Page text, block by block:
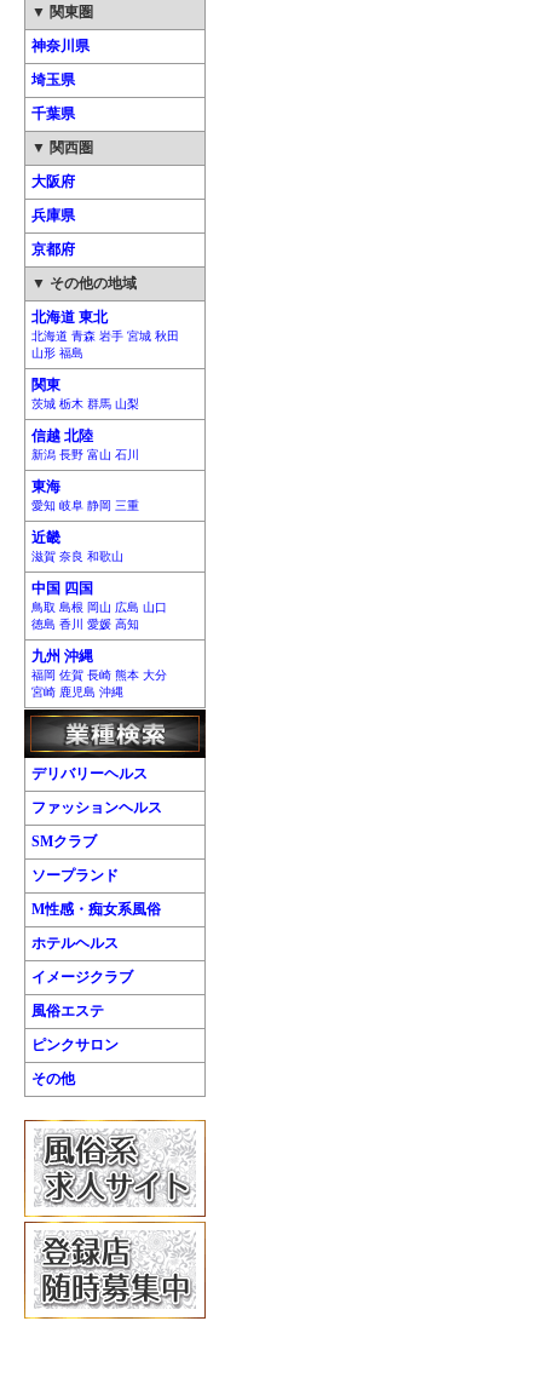
▼ 関東圏
神奈川県
埼玉県
千葉県
▼ 関西圏
大阪府
兵庫県
京都府
▼ その他の地域
北海道 東北
北海道 青森 岩手 宮城 秋田
山形 福島
関東
茨城 栃木 群馬 山梨
信越 北陸
新潟 長野 富山 石川
東海
愛知 岐阜 静岡 三重
近畿
滋賀 奈良 和歌山
中国 四国
鳥取 島根 岡山 広島 山口
徳島 香川 愛媛 高知
九州 沖縄
福岡 佐賀 長崎 熊本 大分
宮崎 鹿児島 沖縄
デリバリーヘルス
ファッションヘルス
SMクラブ
ソープランド
M性感・痴女系風俗
ホテルヘルス
イメージクラブ
風俗エステ
ピンクサロン
その他